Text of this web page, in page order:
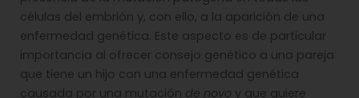
células del embrión y, con ello, a la aparición de una
enfermedad genética. Este aspecto es de particular
importancia al ofrecer consejo genético a una pareja
que tiene un hijo con una enfermedad genética
causada por una mutación de novo y que quiere